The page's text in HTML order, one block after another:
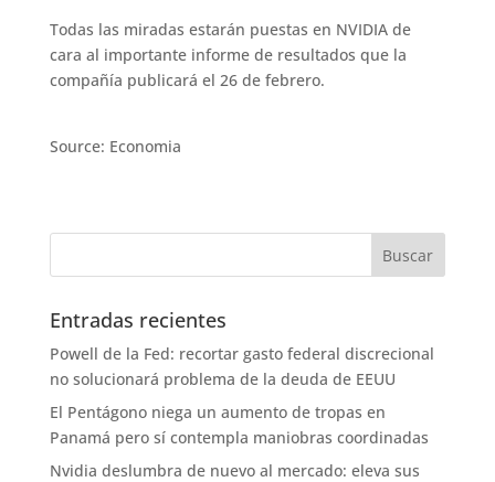
Todas las miradas estarán puestas en NVIDIA de
cara al importante informe de resultados que la
compañía publicará el 26 de febrero.
Source: Economia
Entradas recientes
Powell de la Fed: recortar gasto federal discrecional
no solucionará problema de la deuda de EEUU
El Pentágono niega un aumento de tropas en
Panamá pero sí contempla maniobras coordinadas
Nvidia deslumbra de nuevo al mercado: eleva sus